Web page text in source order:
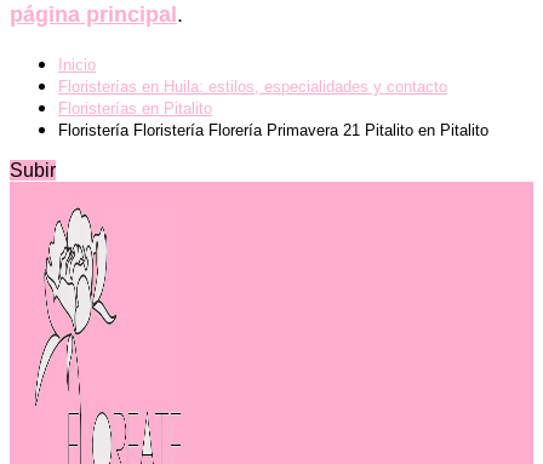
página principal.
Inicio
Floristerías en Huila: estilos, especialidades y contacto
Floristerías en Pitalito
Floristería Floristería Florería Primavera 21 Pitalito en Pitalito
Subir